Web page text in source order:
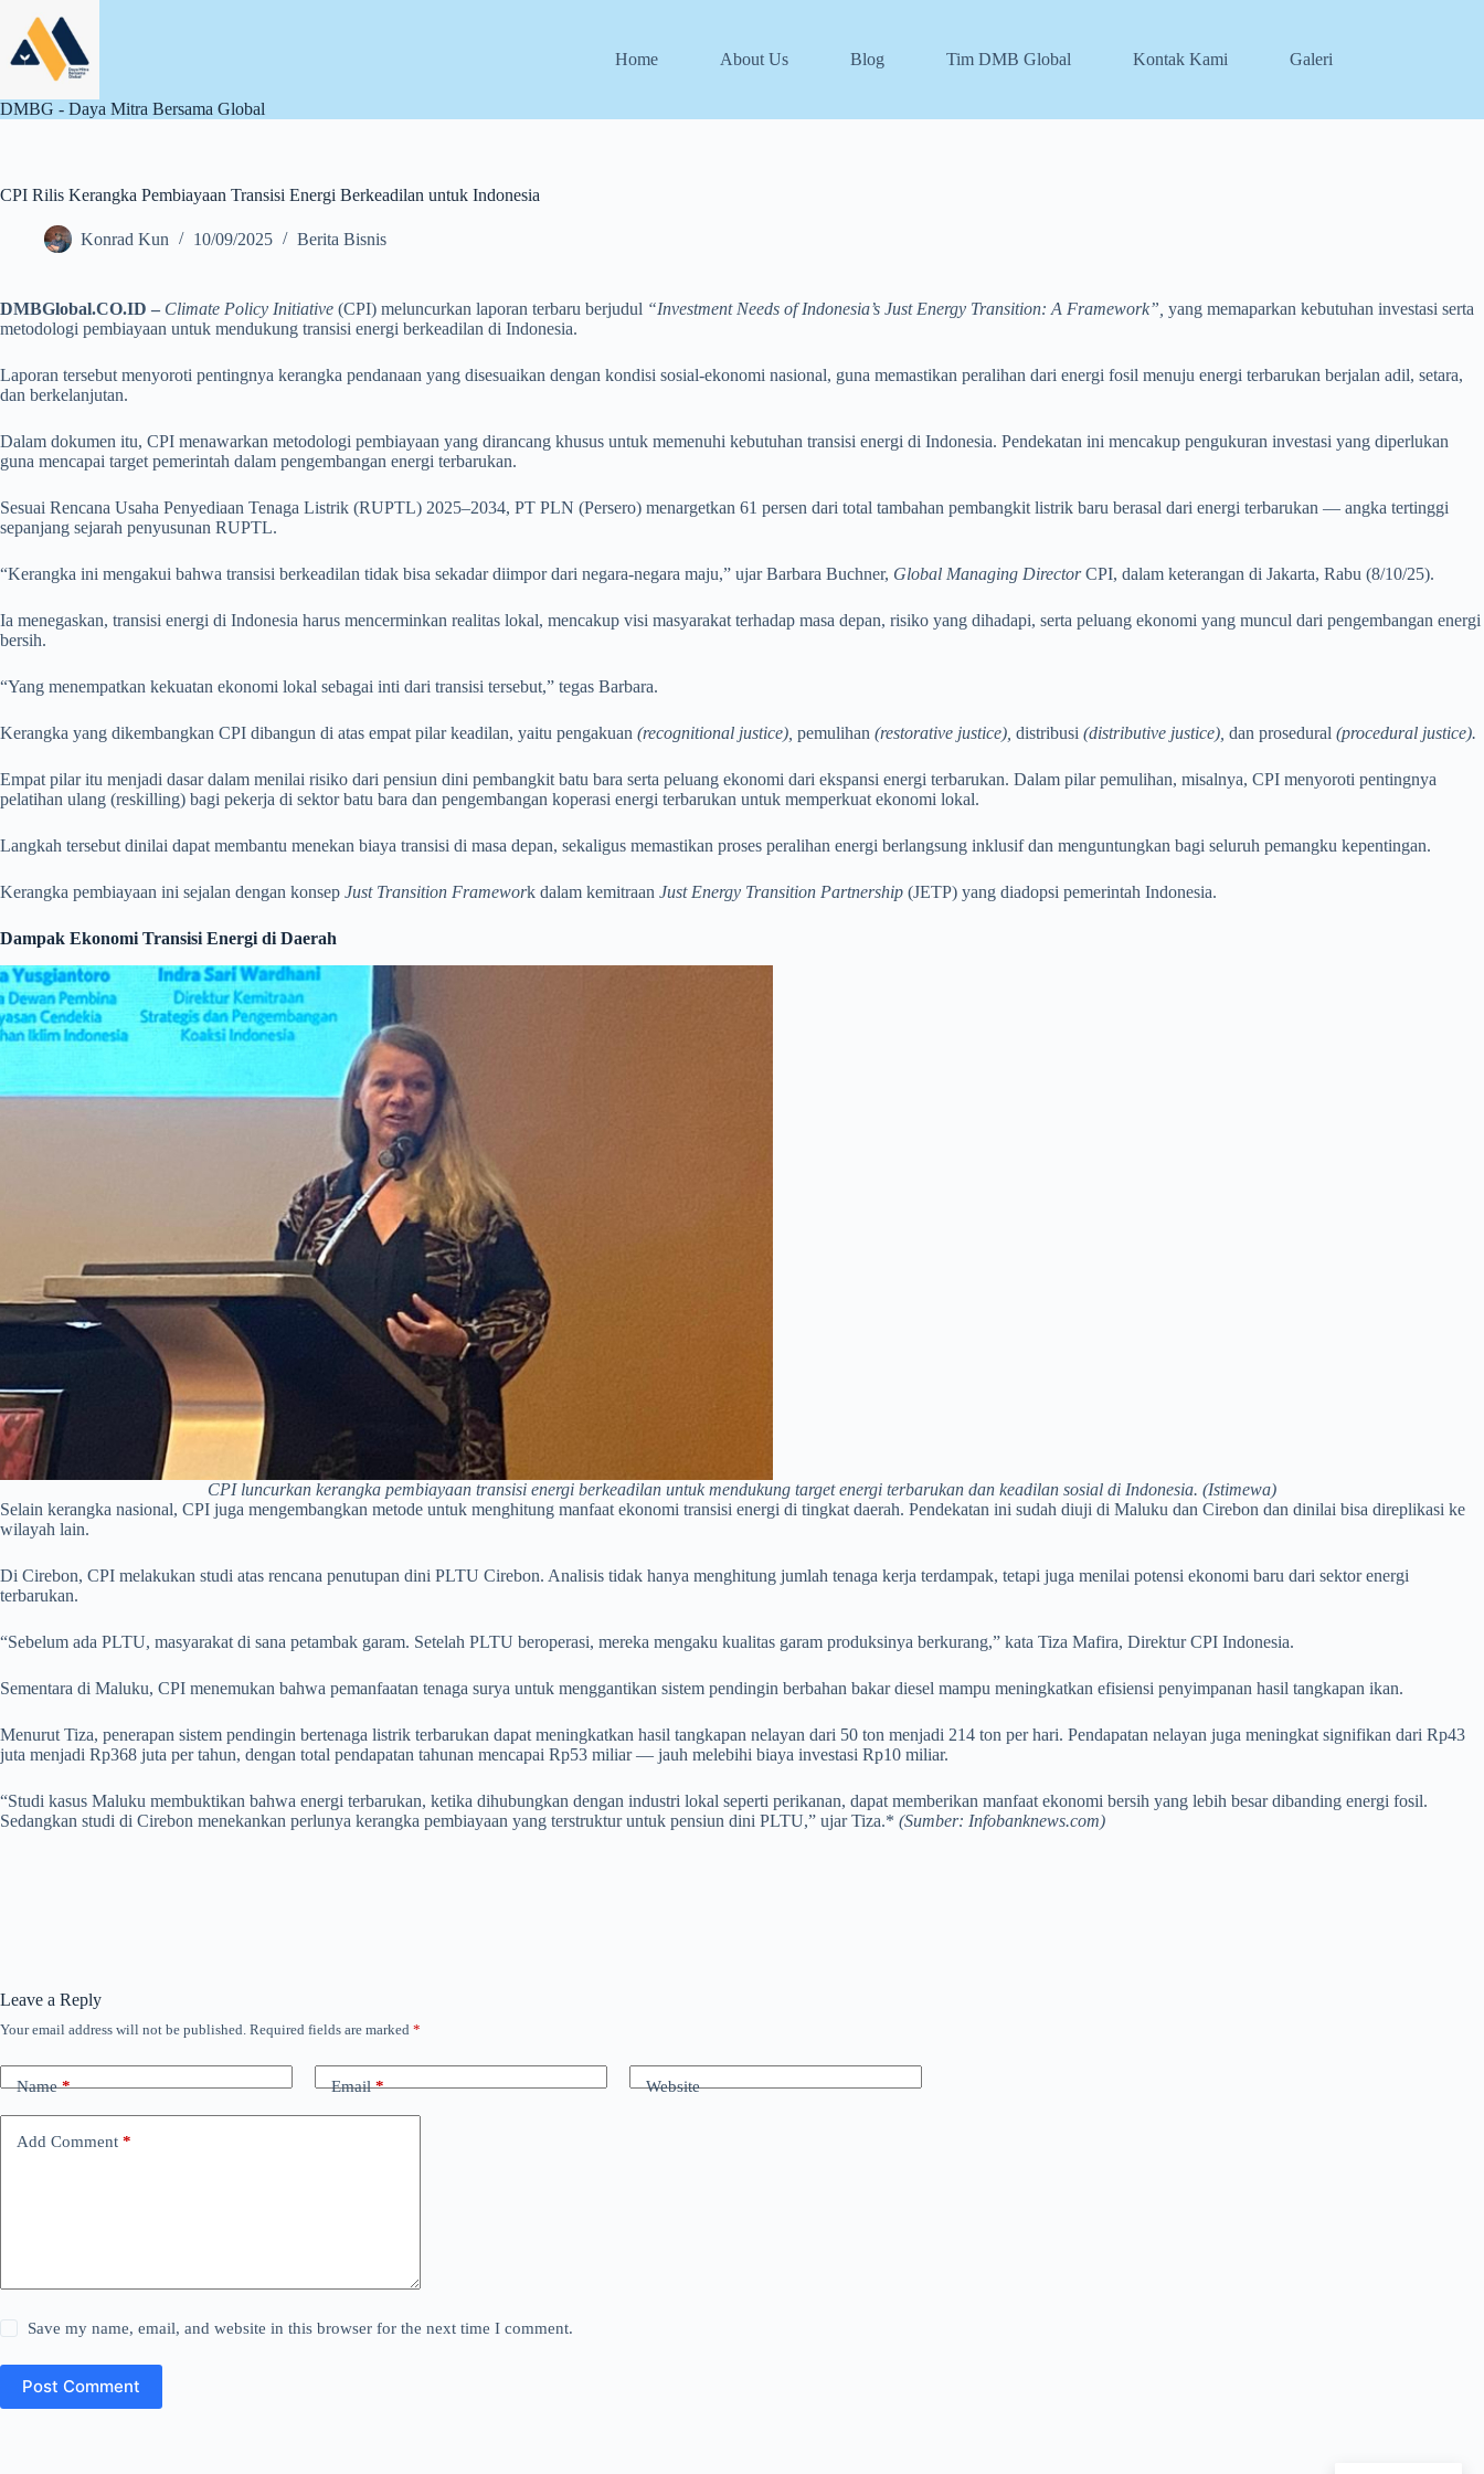
content
DMBG - Daya Mitra Bersama Global
Home About Us Blog Tim DMB Global Kontak Kami Galeri
CPI Rilis Kerangka Pembiayaan Transisi Energi Berkeadilan untuk Indonesia
Konrad Kun 10/09/2025 Berita Bisnis
DMBGlobal.CO.ID – Climate Policy Initiative (CPI) meluncurkan laporan terbaru berjudul “Investment Needs of Indonesia’s Just Energy Transition: A Framework”, yang memaparkan kebutuhan investasi serta
metodologi pembiayaan untuk mendukung transisi energi berkeadilan di Indonesia.
Laporan tersebut menyoroti pentingnya kerangka pendanaan yang disesuaikan dengan kondisi sosial-ekonomi nasional, guna memastikan peralihan dari energi fosil menuju energi terbarukan berjalan adil, setara,
dan berkelanjutan.
Dalam dokumen itu, CPI menawarkan metodologi pembiayaan yang dirancang khusus untuk memenuhi kebutuhan transisi energi di Indonesia. Pendekatan ini mencakup pengukuran investasi yang diperlukan
guna mencapai target pemerintah dalam pengembangan energi terbarukan.
Sesuai Rencana Usaha Penyediaan Tenaga Listrik (RUPTL) 2025–2034, PT PLN (Persero) menargetkan 61 persen dari total tambahan pembangkit listrik baru berasal dari energi terbarukan — angka tertinggi
sepanjang sejarah penyusunan RUPTL.
“Kerangka ini mengakui bahwa transisi berkeadilan tidak bisa sekadar diimpor dari negara-negara maju,” ujar Barbara Buchner, Global Managing DirectorCPI, dalam keterangan di Jakarta, Rabu (8/10/25).
Ia menegaskan, transisi energi di Indonesia harus mencerminkan realitas lokal, mencakup visi masyarakat terhadap masa depan, risiko yang dihadapi, serta peluang ekonomi yang muncul dari pengembangan energi
bersih.
“Yang menempatkan kekuatan ekonomi lokal sebagai inti dari transisi tersebut,” tegas Barbara.
Kerangka yang dikembangkan CPI dibangun di atas empat pilar keadilan, yaitu pengakuan (recognitional justice), pemulihan (restorative justice), distribusi (distributive justice), dan prosedural (procedural justice).
Empat pilar itu menjadi dasar dalam menilai risiko dari pensiun dini pembangkit batu bara serta peluang ekonomi dari ekspansi energi terbarukan. Dalam pilar pemulihan, misalnya, CPI menyoroti pentingnya
pelatihan ulang (reskilling) bagi pekerja di sektor batu bara dan pengembangan koperasi energi terbarukan untuk memperkuat ekonomi lokal.
Langkah tersebut dinilai dapat membantu menekan biaya transisi di masa depan, sekaligus memastikan proses peralihan energi berlangsung inklusif dan menguntungkan bagi seluruh pemangku kepentingan.
Kerangka pembiayaan ini sejalan dengan konsep Just Transition Framework dalam kemitraan Just Energy Transition Partnership (JETP) yang diadopsi pemerintah Indonesia.
Dampak Ekonomi Transisi Energi di Daerah
CPI luncurkan kerangka pembiayaan transisi energi berkeadilan untuk mendukung target energi terbarukan dan keadilan sosial di Indonesia. (Istimewa)
Selain kerangka nasional, CPI juga mengembangkan metode untuk menghitung manfaat ekonomi transisi energi di tingkat daerah. Pendekatan ini sudah diuji di Maluku dan Cirebon dan dinilai bisa direplikasi ke
wilayah lain.
Di Cirebon, CPI melakukan studi atas rencana penutupan dini PLTU Cirebon. Analisis tidak hanya menghitung jumlah tenaga kerja terdampak, tetapi juga menilai potensi ekonomi baru dari sektor energi
terbarukan.
“Sebelum ada PLTU, masyarakat di sana petambak garam. Setelah PLTU beroperasi, mereka mengaku kualitas garam produksinya berkurang,” kata Tiza Mafira, Direktur CPI Indonesia.
Sementara di Maluku, CPI menemukan bahwa pemanfaatan tenaga surya untuk menggantikan sistem pendingin berbahan bakar diesel mampu meningkatkan efisiensi penyimpanan hasil tangkapan ikan.
Menurut Tiza, penerapan sistem pendingin bertenaga listrik terbarukan dapat meningkatkan hasil tangkapan nelayan dari 50 ton menjadi 214 ton per hari. Pendapatan nelayan juga meningkat signifikan dari Rp43
juta menjadi Rp368 juta per tahun, dengan total pendapatan tahunan mencapai Rp53 miliar — jauh melebihi biaya investasi Rp10 miliar.
“Studi kasus Maluku membuktikan bahwa energi terbarukan, ketika dihubungkan dengan industri lokal seperti perikanan, dapat memberikan manfaat ekonomi bersih yang lebih besar dibanding energi fosil.
Sedangkan studi di Cirebon menekankan perlunya kerangka pembiayaan yang terstruktur untuk pensiun dini PLTU,” ujar Tiza.* (Sumber: Infobanknews.com)
Leave a Reply
Your email address will not be published. Required fields are marked *
Name* Email* Website
Add Comment *
Save my name, email, and website in this browser for the next time I comment.
Post Comment